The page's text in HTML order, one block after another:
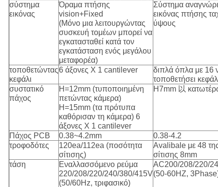
σύστημα
εικόνας
Όραμα πτήσης
vision+Fixed
(Μόνο μια λειτουργώντας
συσκευή τομέων μπορεί να
εγκατασταθεί κατά τον
εγκατάσταση ενός μεγάλου
μεταφορέα)
Σύστημα
εικόνας πτήσης
ύψους
τοποθετώντας
κεφάλι
6 άξονες Χ 1 cantilever
διπλά όπλα με 16
τοποθετήσει
συστατικό
πάχος
H=12mm (τυποποιημένη
πετώντας κάμερα)
H=15mm (τα πρότυπα
καθόρισαν τη κάμερα) 6
άξονες Χ 1 cantilever
H7mm 以
Πάχος PCB 0.38~4.2mm
0.38-4.2
τροφοδότες
120ea/112ea (ποσότητα
σίτισης)
Avalibale με 48
σίτισης 8mm
τάση
Εναλλασσόμενο ρεύμα
220/208/220/240/380/415V
(50/60Hz, τριφασικό)
AC200/208/220/
(50-60HZ,